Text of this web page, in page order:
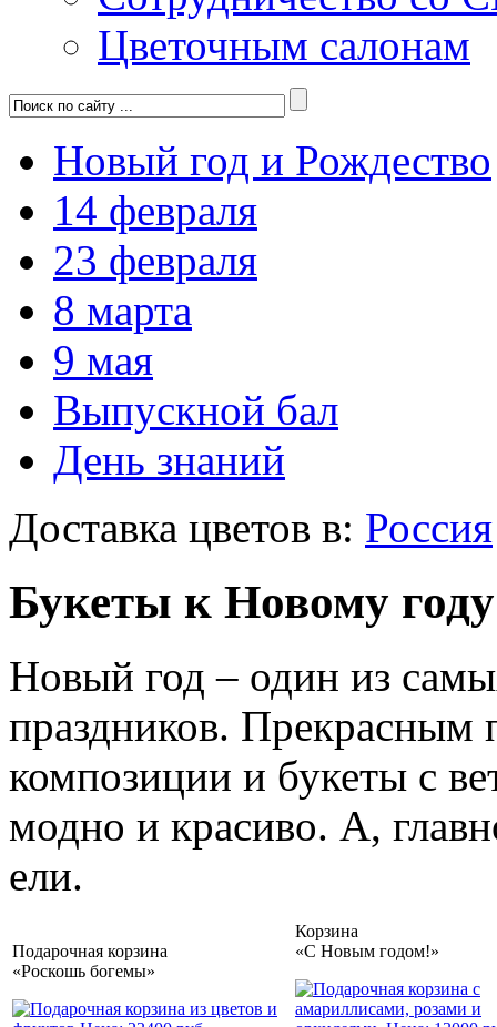
Цветочным салонам
Новый год и Рождество
14 февраля
23 февраля
8 марта
9 мая
Выпускной бал
День знаний
Доставка цветов в: Россия
Букеты к Новому
Новый год – один из
праздников. Прекрасным
композиции и букеты с
модно и красиво. А,
ели.
Подарочная корзина
«Роскошь богемы»
Корзина
«С Новым годом!»